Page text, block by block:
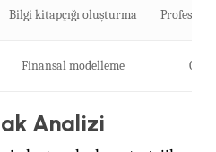
Bilgi kitapçığı oluşturma
Finansal modelleme
Analizi